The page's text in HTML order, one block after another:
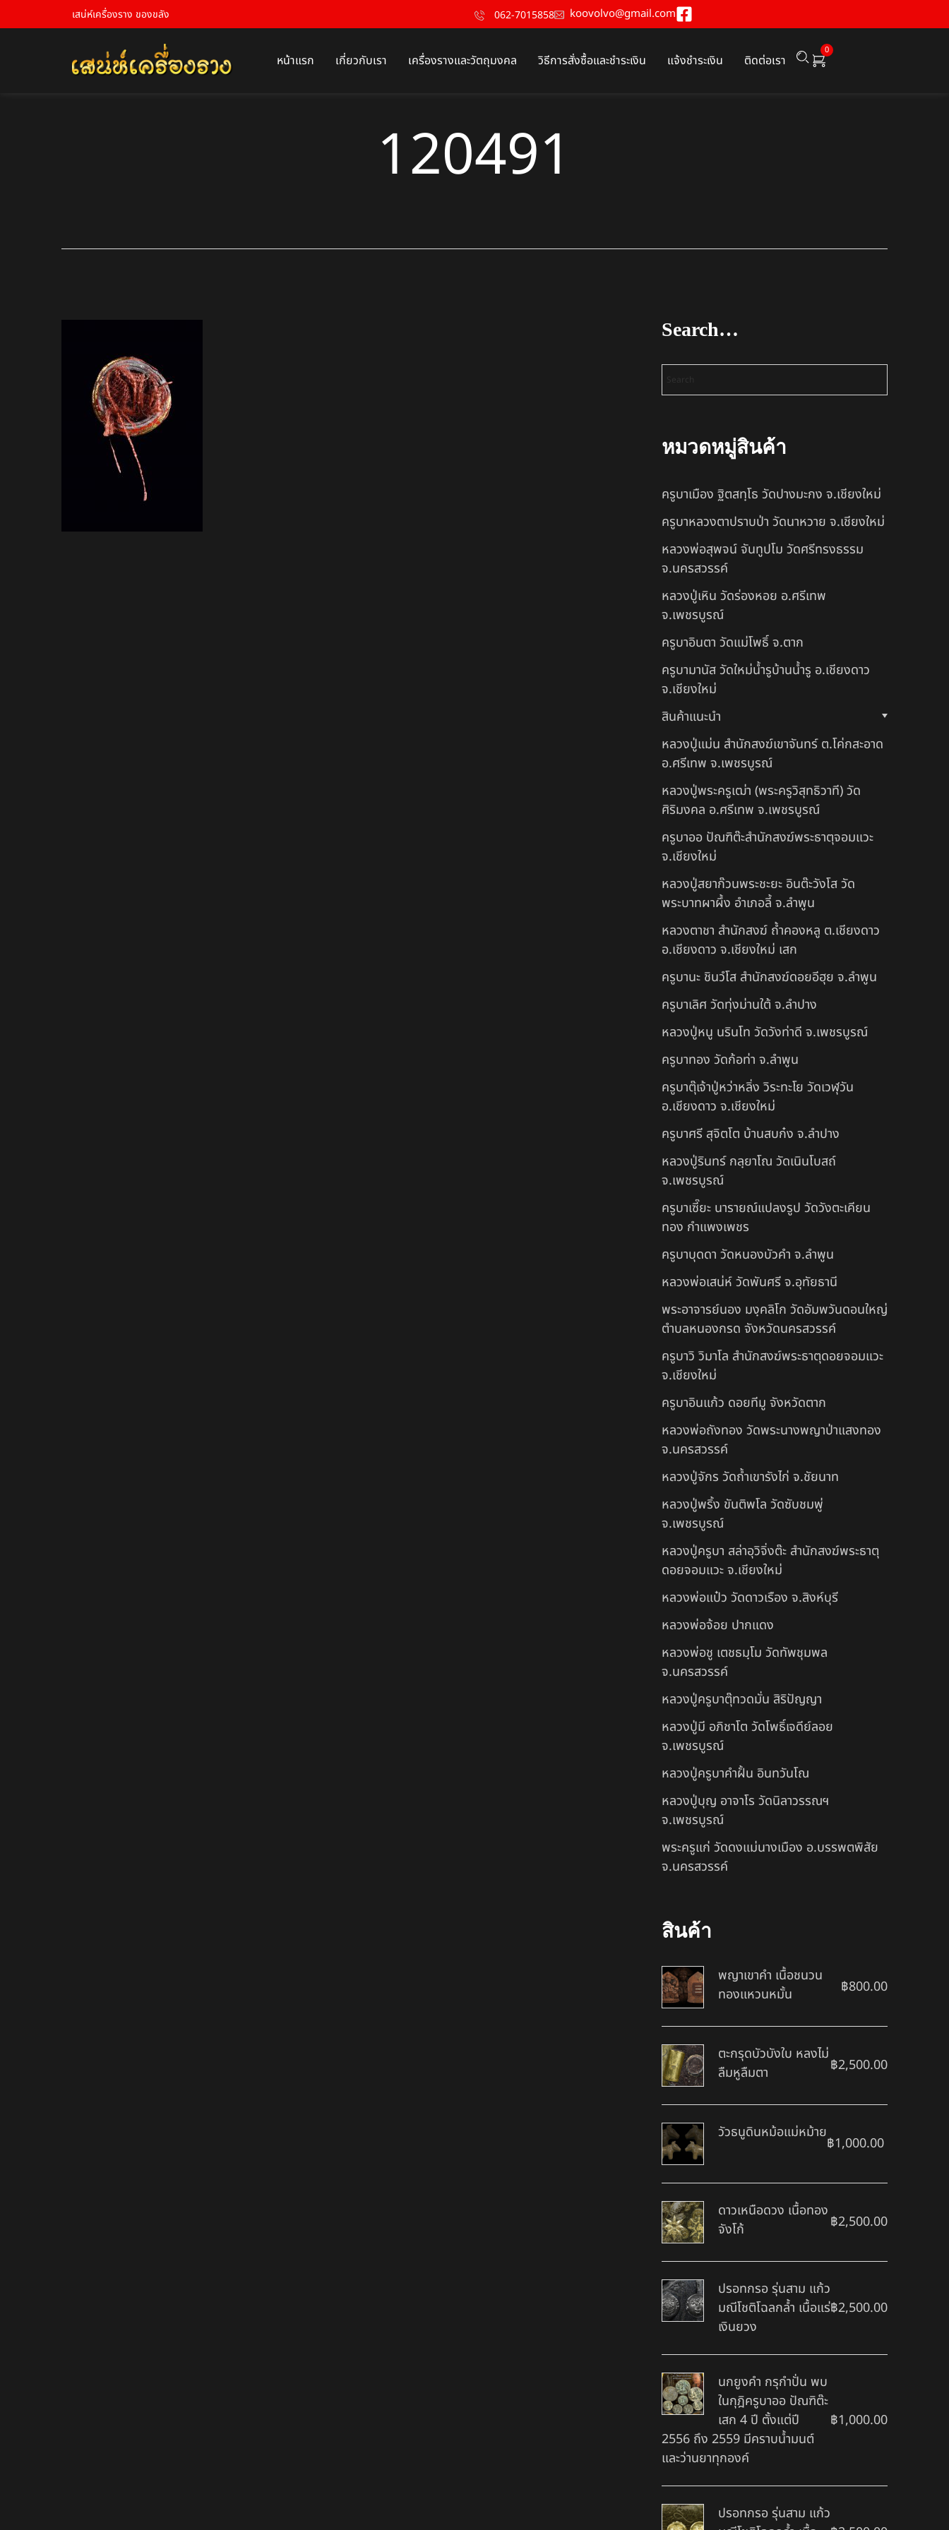
เสน่ห์เครื่องราง ของขลัง 062-7015858 koovolvo@gmail.com
หน้าแรก เกี่ยวกับเรา เครื่องรางและวัตถุมงคล วิธีการสั่งซื้อและชำระเงิน แจ้งชำระเงิน ติดต่อเรา
0
120491
Search…
หมวดหมู่สินค้า
ครูบาเมือง ฐิตสทฺโธ วัดปางมะกง จ.เชียงใหม่
ครูบาหลวงตาปราบป่า วัดนาหวาย จ.เชียงใหม่
หลวงพ่อสุพจน์ จันทูปโม วัดศรีทรงธรรม
จ.นครสวรรค์
หลวงปู่เหิน วัดร่องหอย อ.ศรีเทพ
จ.เพชรบูรณ์
ครูบาอินตา วัดแม่โพธิ์ จ.ตาก
ครูบามานัส วัดใหม่น้ำรูบ้านน้ำรู อ.เชียงดาว
จ.เชียงใหม่
สินค้าแนะนำ
หลวงปู่แม่น สำนักสงฆ์เขาจันทร์ ต.โค่กสะอาด
อ.ศรีเทพ จ.เพชรบูรณ์
หลวงปู่พระครูเฒ่า (พระครูวิสุทธิวาที) วัด
ศิริมงคล อ.ศรีเทพ จ.เพชรบูรณ์
ครูบาออ ปัณฑิต๊ะสำนักสงฆ์พระธาตุจอมแวะ
จ.เชียงใหม่
หลวงปู่สยาก๊วนพระชะยะ อินต๊ะวังโส วัด
พระบาทผาผึ้ง อำเภอลี้ จ.ลำพูน
หลวงตาชา สำนักสงฆ์ ถ้ำคองหลู ต.เชียงดาว
อ.เชียงดาว จ.เชียงใหม่ เสก
ครูบานะ ชินวํโส สำนักสงฆ์ดอยอีฮุย จ.ลำพูน
ครูบาเลิศ วัดทุ่งม่านใต้ จ.ลำปาง
หลวงปู่หนู นรินโท วัดวังท่าดี จ.เพชรบูรณ์
ครูบาทอง วัดก้อท่า จ.ลำพูน
ครูบาตุ๊เจ้าปู่หว่าหลิ่ง วิระทะโย วัดเวฬุวัน
อ.เชียงดาว จ.เชียงใหม่
ครูบาศรี สุจิตโต บ้านสบก๋ง จ.ลำปาง
หลวงปู่รินทร์ กลฺยาโณ วัดเนินโบสถ์
จ.เพชรบูรณ์
ครูบาเซี๊ยะ นารายณ์แปลงรูป วัดวังตะเคียน
ทอง กำแพงเพชร
ครูบาบุดดา วัดหนองบัวคํา จ.ลําพูน
หลวงพ่อเสน่ห์ วัดพันศรี จ.อุทัยธานี
พระอาจารย์นอง มงฺคลิโก วัดอัมพวันดอนใหญ่
ตำบลหนองกรด จังหวัดนครสวรรค์
ครูบาวิ วิมาโล สำนักสงฆ์พระธาตุดอยจอมแวะ
จ.เชียงใหม่
ครูบาอินแก้ว ดอยทีมู จังหวัดตาก
หลวงพ่อถังทอง วัดพระนางพญาป่าแสงทอง
จ.นครสวรรค์
หลวงปู่จักร วัดถ้ำเขารังไก่ จ.ชัยนาท
หลวงปู่พริ้ง ขันติพโล วัดซับชมพู่
จ.เพชรบูรณ์
หลวงปู่ครูบา สล่าอุวิจิ่งต๊ะ สำนักสงฆ์พระธาตุ
ดอยจอมแวะ จ.เชียงใหม่
หลวงพ่อแป๋ว วัดดาวเรือง จ.สิงห์บุรี
หลวงพ่อจ้อย ปากแดง
หลวงพ่อชู เตชธมฺโม วัดทัพชุมพล
จ.นครสวรรค์
หลวงปู่ครูบาตุ๊ทวดมั่น สิริปัญญา
หลวงปู่มี อภิชาโต วัดโพธิ์เจดีย์ลอย
จ.เพชรบูรณ์
หลวงปู่ครูบาคำฝั้น อินทวันโณ
หลวงปู่บุญ อาจาโร วัดนิลาวรรณฯ
จ.เพชรบูรณ์
พระครูแก่ วัดดงแม่นางเมือง อ.บรรพตพิสัย
จ.นครสวรรค์
สินค้า
พญาเขาคำ เนื้อชนวน
ทองแหวนหมั้น
฿800.00
ตะกรุดบัวบังใบ หลงไม่
ลืมหูลืมตา
฿2,500.00
วัวธนูดินหม้อแม่หม้าย
฿1,000.00
ดาวเหนือดวง เนื้อทอง
จังโก้
฿2,500.00
ปรอทกรอ รุ่นสาม แก้ว
มณีโชติโฉลกล้ำ เนื้อแร่
เงินยวง
฿2,500.00
นกยูงคำ กรุกำปั่น พบ
ในกุฎิครูบาออ ปัณฑิต๊ะ
เสก 4 ปี ตั้งแต่ปี
2556 ถึง 2559 มีคราบน้ำมนต์
และว่านยาทุกองค์
฿1,000.00
ปรอทกรอ รุ่นสาม แก้ว